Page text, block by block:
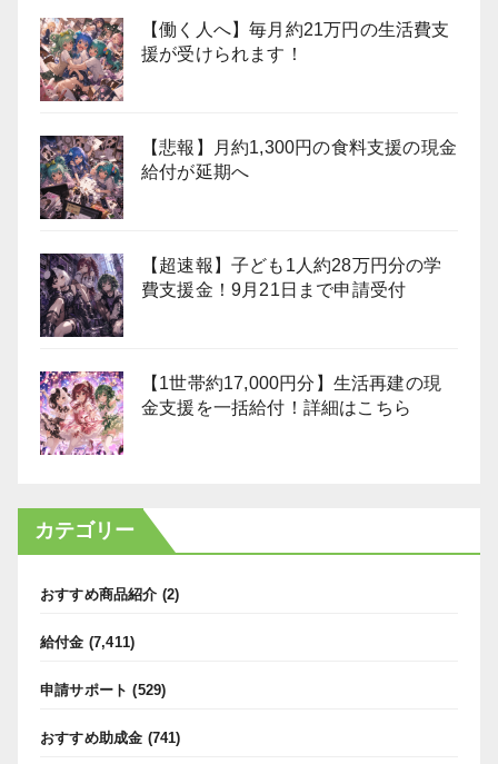
【働く人へ】毎月約21万円の生活費支
援が受けられます！
【悲報】月約1,300円の食料支援の現金
給付が延期へ
【超速報】子ども1人約28万円分の学
費支援金！9月21日まで申請受付
【1世帯約17,000円分】生活再建の現
金支援を一括給付！詳細はこちら
カテゴリー
おすすめ商品紹介 (2)
給付金 (7,411)
申請サポート (529)
おすすめ助成金 (741)